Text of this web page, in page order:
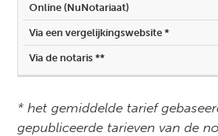
* het gemiddelde tarief
gepubliceerde tarieven van de